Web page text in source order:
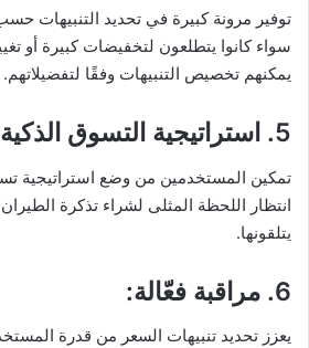
توفير مرونة كبيرة في تحديد التنبيهات
سواء كانوا يتطلعون لتخفيضات كبيرة أو
يمكنهم تخصيص التنبيهات وفقًا لتفضيلاتهم.
5. استراتيجية التسوق الذكية
تمكين المستخدمين من وضع استراتيجية
انتظار اللحظة المثلى لشراء تذكرة
يتلقونها.
6. مراقبة فعّالة :
يعزز تحديد تنبيهات السعر من قدرة